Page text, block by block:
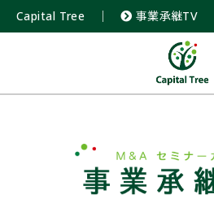
Capital Tree ｜ 事業承継TV